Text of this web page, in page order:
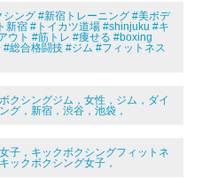
ング #新宿トレーニング #美ボデ
新宿 #トイカツ道場 #shinjuku #キ
ウト #筋トレ #痩せる #boxing
総合格闘技 #ジム #フィットネス
クシングジム，女性，ジム，ダイ
グ，新宿，渋谷，池袋，
子，キックボクシングフィットネ
ックボクシング女子，